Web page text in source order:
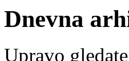
Dnevna
Upravo